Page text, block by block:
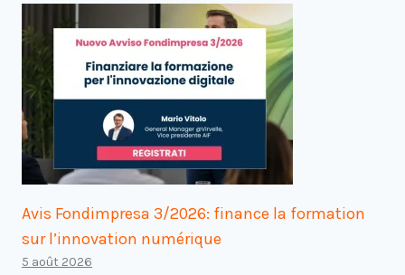
Avis Fondimpresa 3/2026: finance la formation
sur l’innovation numérique
5 août 2026